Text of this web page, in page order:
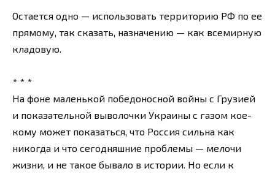
Остается одно — использовать территорию РФ по ее
прямому, так сказать, назначению — как всемирную
кладовую.
* * *
На фоне маленькой победоносной войны с Грузией
и показательной выволочки Украины с газом кое-
кому может показаться, что Россия сильна как
никогда и что сегодняшние проблемы — мелочи
жизни, и не такое бывало в истории. Но если к